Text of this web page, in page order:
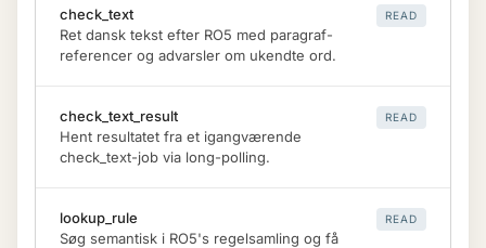
check_text
Ret dansk tekst efter RO5 med paragraf-
referencer og advarsler om ukendte ord.
READ
check_text_result
Hent resultatet fra et igangværende
check_text-job via long-polling.
READ
lookup_rule
Søg semantisk i RO5's regelsamling og få
READ